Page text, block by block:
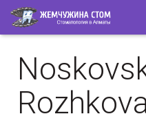
О НАС
УСЛУГИ